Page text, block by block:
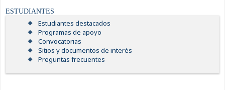
ESTUDIANTES
Estudiantes destacados
Programas de apoyo
Convocatorias
Sitios y documentos de interés
Preguntas frecuentes